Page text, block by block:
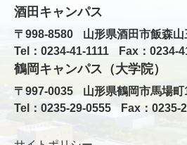
酒田キャンパス
〒998-8580
山形県酒田市飯森
Tel：0234-41-1111
Fax：0234-
鶴岡キャンパス（大学院）
〒997-0035
山形県鶴岡市馬場
Tel：0235-29-0555
Fax：0235-